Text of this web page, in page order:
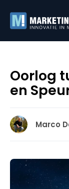
Oorlog
en
Marco